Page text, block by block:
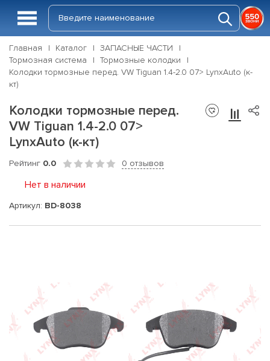
Главная Каталог
ЗАПАСНЫЕ ЧАСТИ
Тормозная система
Тормозные колодки
Колодки тормозные перед. VW Tiguan 1.4-2.0 07> LynxAuto (к-
кт)
Колодки тормозные перед.
VW Tiguan 1.4-2.0 07>
LynxAuto (к-кт)
Рейтинг 0.0 0 отзывов
Нет в наличии
Артикул: BD-8038